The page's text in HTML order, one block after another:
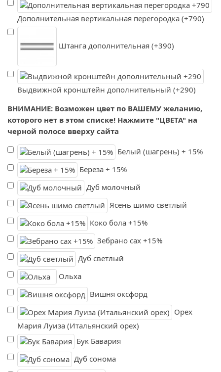
Дополнительная вертикальная перегородка (+790)
Штанга дополнительная (+390)
Выдвижной кронштейн дополнительный (+290)
ВНИМАНИЕ: Возможен цвет по ВАШЕМУ желанию,
которого нет в этом списке! Нажмите "ЦВЕТА" на
черной полосе вверху сайта
Белый (шагрень) + 15%
Береза + 15%
Дуб молочный
Ясень шимо светлый
Коко бола +15%
Зебрано сах +15%
Дуб светлый
Ольха
Вишня оксфорд
Орех
Мария Луиза (Итальянский орех)
Бук Бавария
Дуб сонома